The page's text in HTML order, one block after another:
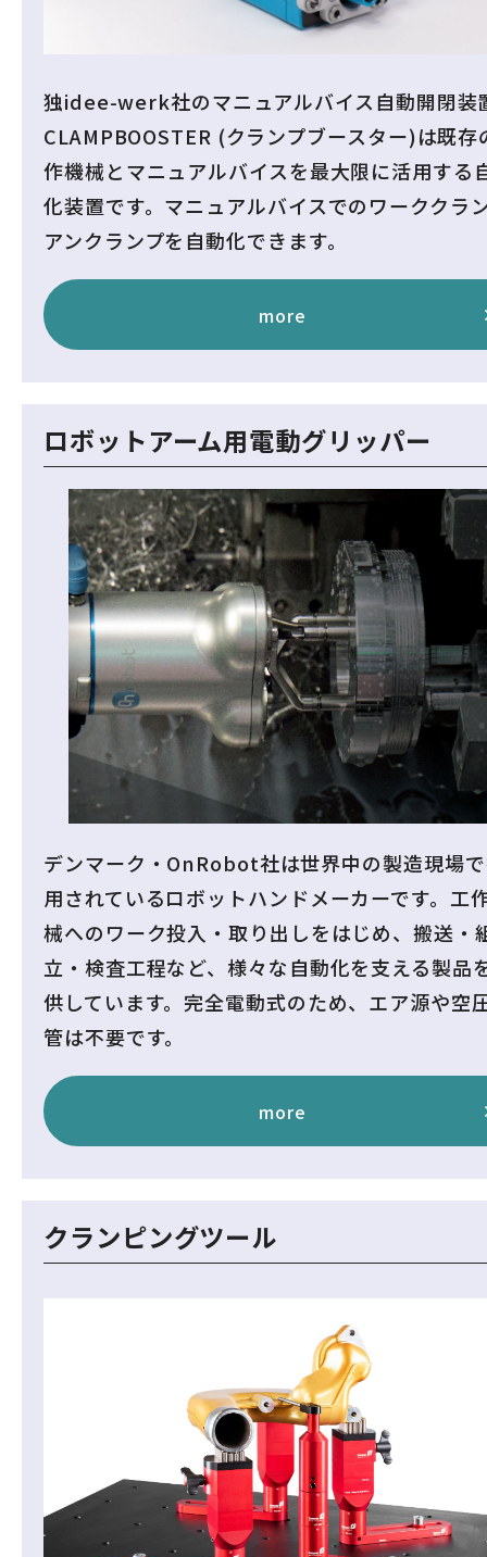
独idee-werk社のマニュアルバイス自動開閉装
CLAMPBOOSTER (クランプブースター)は既存
作機械とマニュアルバイスを最大限に活用する
化装置です。マニュアルバイスでのワーククラ
アンクランプを自動化できます。
more
ロボットアーム用電動グリッパー
デンマーク・OnRobot社は世界中の製造現場
用されているロボットハンドメーカーです。工
械へのワーク投入・取り出しをはじめ、搬送・
立・検査工程など、様々な自動化を支える製品
供しています。完全電動式のため、エア源や空
管は不要です。
more
クランピングツール